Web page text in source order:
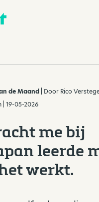
de Maand | Door Rico
| 19-05-2026
me bij
leerde
werkt.